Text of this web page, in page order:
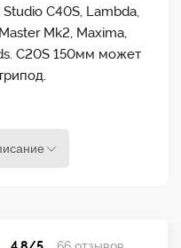
C40S, Lambda,
Mk2, Maxima,
C20S 150мм может